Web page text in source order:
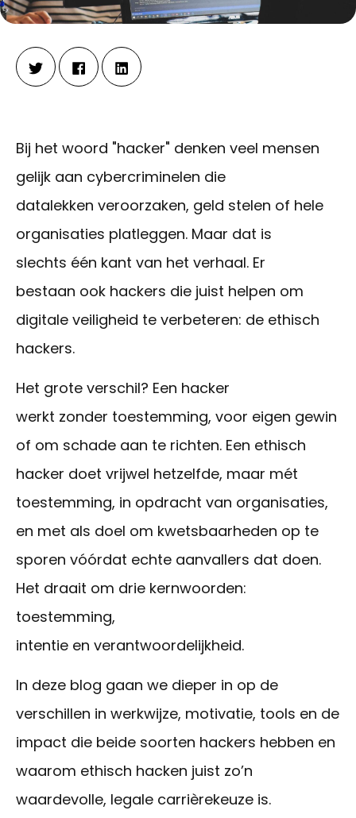
Bij het woord "hacker" denken veel mensen
gelijk aan cybercriminelen die
datalekken veroorzaken, geld stelen of hele
organisaties platleggen. Maar dat is
slechts één kant van het verhaal. Er
bestaan ook hackers die juist helpen om
digitale veiligheid te verbeteren: de ethisch
hackers.
Het grote verschil? Een hacker
werkt zonder toestemming, voor eigen gewin
of om schade aan te richten. Een ethisch
hacker doet vrijwel hetzelfde, maar mét
toestemming, in opdracht van organisaties,
en met als doel om kwetsbaarheden op te
sporen vóórdat echte aanvallers dat doen.
Het draait om drie kernwoorden:
toestemming,
intentie en verantwoordelijkheid.
In deze blog gaan we dieper in op de
verschillen in werkwijze, motivatie, tools en de
impact die beide soorten hackers hebben en
waarom ethisch hacken juist zo’n
waardevolle, legale carrièrekeuze is.